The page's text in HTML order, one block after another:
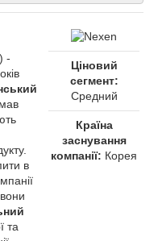
) -
в
та
Ціновий
сегмент:
Средний
Країна
заснування
компанії: Корея